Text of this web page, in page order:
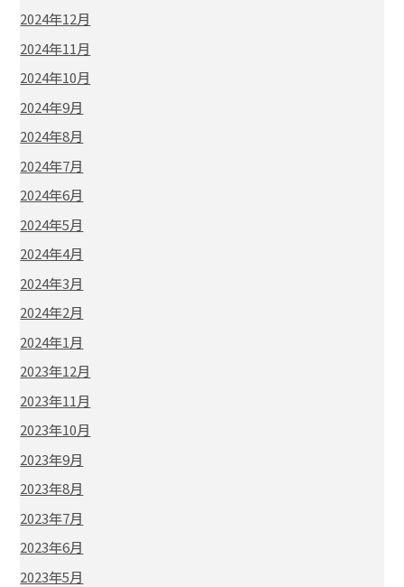
2024年12月
2024年11月
2024年10月
2024年9月
2024年8月
2024年7月
2024年6月
2024年5月
2024年4月
2024年3月
2024年2月
2024年1月
2023年12月
2023年11月
2023年10月
2023年9月
2023年8月
2023年7月
2023年6月
2023年5月